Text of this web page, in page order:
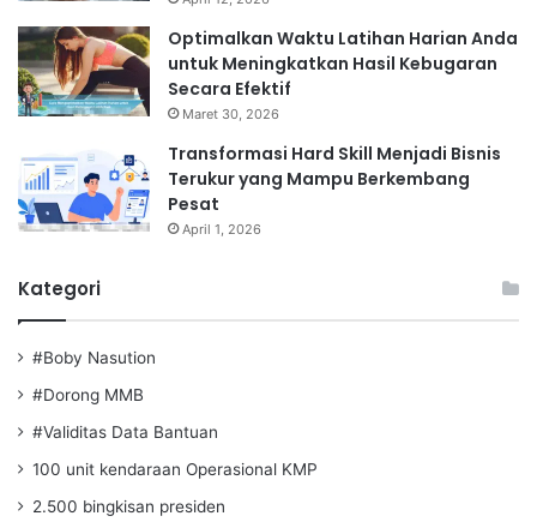
Optimalkan Waktu Latihan Harian Anda
untuk Meningkatkan Hasil Kebugaran
Secara Efektif
Maret 30, 2026
Transformasi Hard Skill Menjadi Bisnis
Terukur yang Mampu Berkembang
Pesat
April 1, 2026
Kategori
#Boby Nasution
#Dorong MMB
#Validitas Data Bantuan
100 unit kendaraan Operasional KMP
2.500 bingkisan presiden